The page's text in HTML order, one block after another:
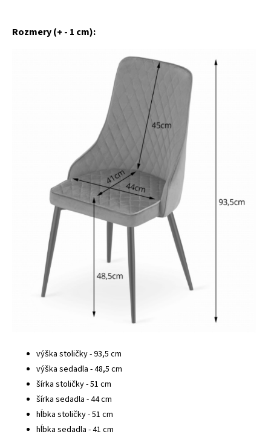
Rozmery (+ - 1 cm):
výška stoličky - 93,5 cm
výška sedadla - 48,5 cm
šírka stoličky - 51 cm
šírka sedadla - 44 cm
hĺbka stoličky - 51 cm
hĺbka sedadla - 41 cm